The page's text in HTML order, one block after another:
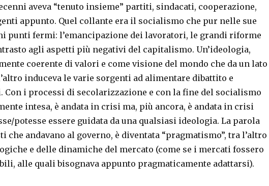
aveva “tenuto insieme” partiti, sindacati, cooperazione,
appunto. Quel collante era il socialismo che pur nelle sue
punti fermi: l’emancipazione dei lavoratori, le grandi riforme
agli aspetti più negativi del capitalismo. Un’ideologia,
coerente di valori e come visione del mondo che da un lato
induceva le varie sorgenti ad alimentare dibattito e
i processi di secolarizzazione e con la fine del socialismo
intesa, è andata in crisi ma, più ancora, è andata in crisi
potesse essere guidata da una qualsiasi ideologia. La parola
che andavano al governo, è diventata “pragmatismo”, tra l’altro
e delle dinamiche del mercato (come se i mercati fossero
alle quali bisognava appunto pragmaticamente adattarsi).